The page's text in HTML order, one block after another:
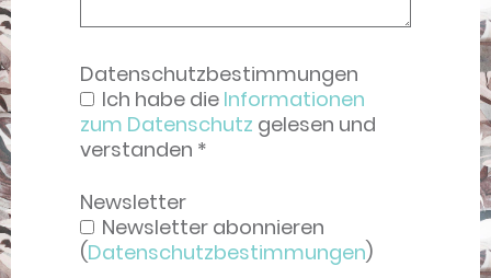
Datenschutzbestimmungen
Ich habe die Informationen
zum Datenschutz gelesen und
verstanden *
Newsletter
Newsletter abonnieren
(Datenschutzbestimmungen)